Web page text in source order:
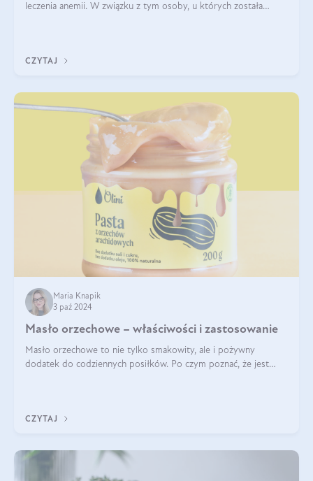
leczenia anemii. W związku z tym osoby, u których została
CZYTAJ
Maria Knapik
3 paź 2024
Masło orzechowe – właściwości i zastosowanie
Masło orzechowe to nie tylko smakowity, ale i pożywny
dodatek do codziennych posiłków. Po czym poznać, że jest
CZYTAJ